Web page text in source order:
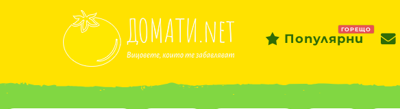
Популярни
ГОРЕЩО